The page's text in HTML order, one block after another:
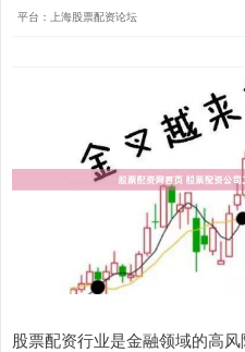
平台：上海股票配资论坛
股票配资行业是金融领域的高